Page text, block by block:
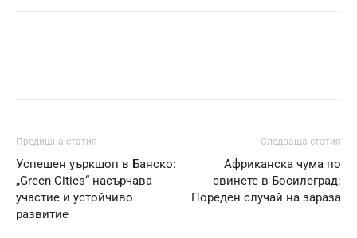
Предишна статия
Успешен уъркшоп в Банско:
„Green Cities“ насърчава
участие и устойчиво
развитие
Следваща статия
Африканска чума по
свинете в Босилеград:
Пореден случай на зараза